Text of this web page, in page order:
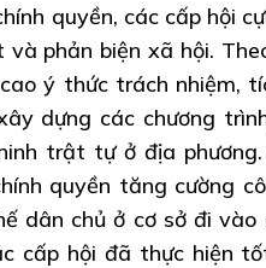
quyền, các cấp hội
phản biện xã hội.
ý thức trách nhiệm,
dựng các chương
trật tự ở địa
quyền tăng cường
dân chủ ở cơ sở đi vào
cấp hội đã thực hiện